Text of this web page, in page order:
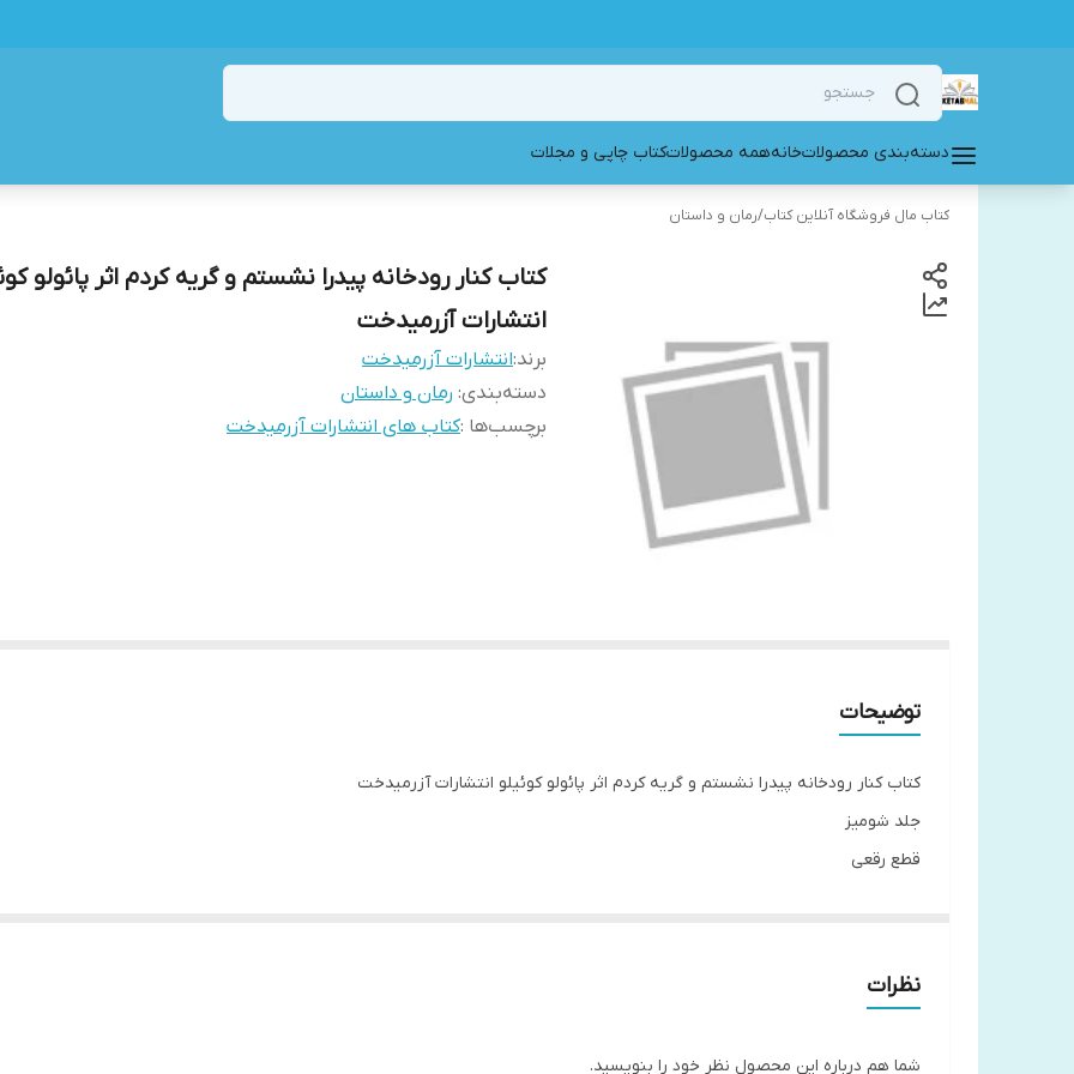
دسته‌بندی محصولاتخانههمه محصولاتکتاب چاپی و مجلات
کتاب مال فروشگاه آنلاین کتاب/رمان و داستان
کتاب کنار رودخانه پیدرا نشستم و گریه کردم اثر پائولو
انتشارات آزرمیدخت
برند:انتشارات آزرمیدخت
دسته‌بندی: رمان و داستان
برچسب‌ها :کتاب های انتشارات آزرمیدخت
توضیحات
کتاب کنار رودخانه پیدرا نشستم و گریه کردم اثر پائولو کوئیلو انتشارات آزرمیدخت
جلد شومیز
قطع رقعی
کاغذ بالک
نظرات
شما هم درباره این محصول نظر خود را بنویسید.